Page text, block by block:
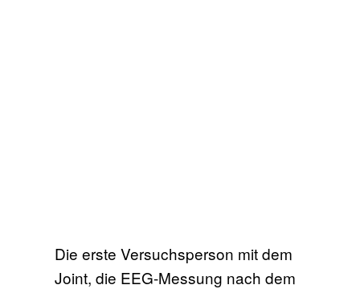
Die erste Versuchsperson mit dem
Joint, die EEG-Messung nach dem